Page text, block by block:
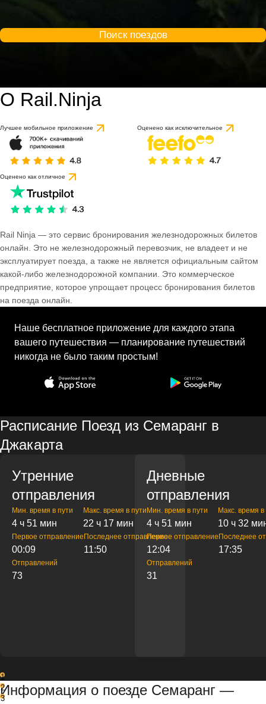
Поиск поездов
О Rail.Ninja
Лучшее мобильное приложение Оценено как исключительное
Оценено как отличное
Rail Ninja — это сервис бронирования железнодорожных билетов
онлайн. Это не железнодорожный перевозчик, не владеет и не
эксплуатирует поезда, а также не является официальным сайтом
какой-либо железнодорожной компании. Это коммерческое
предприятие, которое упрощает процесс бронирования билетов
на поезда онлайн.
Наше бесплатное приложение для каждого этапа
вашего путешествия — планирование путешествий
никогда не было таким простым!
Расписание Поезд из Семаранг в
Джакарта
Утренние
отправления
Мин. время в пути
4 ч 51 мин
Макс. время в пути
22 ч 17 мин
Первое отправление
00:09
Последнее отправление
11:50
Отправлений
73
Дневные
отправления
Мин. время в пути
4 ч 51 мин
Макс. время в
10 ч 32
Первое отправление
12:04
Последнее
17:35
Отправлений
31
1
2
3
Информация о поезде Семаранг —